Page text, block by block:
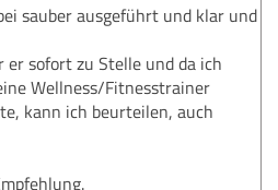
sauber ausgeführt und klar und
er sofort zu Stelle und da ich
Wellness/Fitnesstrainer
kann ich beurteilen, auch